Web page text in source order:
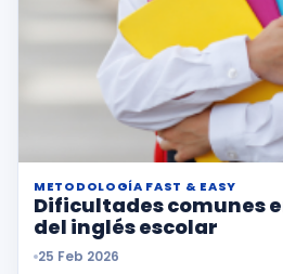
METODOLOGÍA FAST & EASY
Dificultades comunes
del inglés escolar
25 Feb 2026